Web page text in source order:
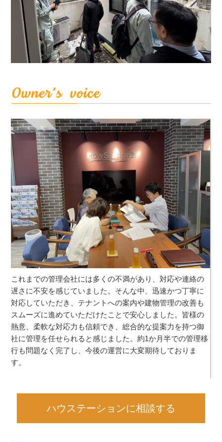
これまでの管理会社には多くの不満があり、対応や連絡の
遅さに不安を感じていました。そんな中、迅速かつ丁寧に
対応していただき、テナントへの案内や建物管理の改善も
スムーズに進めていただけたことで安心しました。皆様の
熱意、柔軟な対応力も信頼でき、総合的な提案力を持つ御
社に管理を任せられると感じました。約1か月半での管理移
行も問題なく完了し、今後の運営に大変期待しておりま
す。
ハウステーションに相談する